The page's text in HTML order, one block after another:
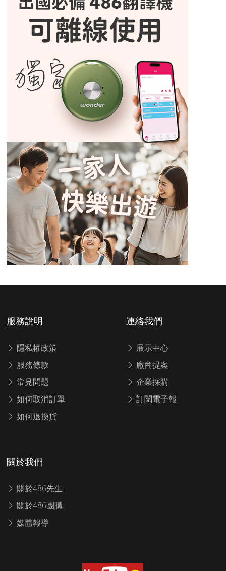
服務說明
隱私權政策
服務條款
常見問題
如何取消訂單
如何退換貨
連絡我們
展示中心
廠商提案
企業採購
訂閱電子報
關於我們
關於486先生
關於486團購
媒體報導